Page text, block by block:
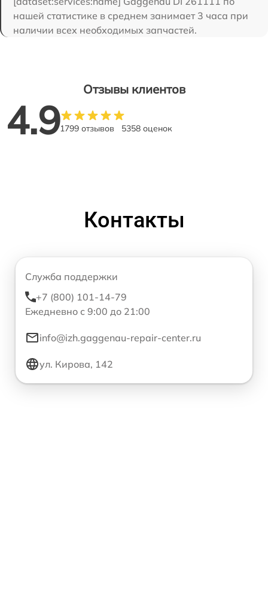
нашей статистике в среднем занимает 3 часа при
наличии всех необходимых запчастей.
Отзывы клиентов
4.91799 отзывов 5358 оценок
Контакты
Служба поддержки
+7 (800) 101-14-79
Ежедневно с 9:00 до 21:00
info@izh.gaggenau-repair-center.ru
ул. Кирова, 142